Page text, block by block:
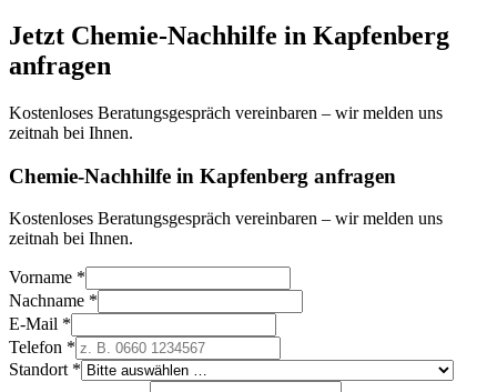
Jetzt Chemie-Nachhilfe in Kapfenberg
anfragen
Kostenloses Beratungsgespräch vereinbaren – wir melden uns
zeitnah bei Ihnen.
Chemie-Nachhilfe in Kapfenberg anfragen
Kostenloses Beratungsgespräch vereinbaren – wir melden uns
zeitnah bei Ihnen.
Vorname *
Nachname *
E-Mail *
Telefon *
Standort *